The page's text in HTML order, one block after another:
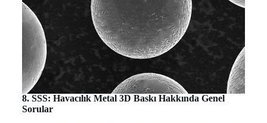
8. SSS: Havacılık Metal 3D Baskı Hakkında Genel
Sorular